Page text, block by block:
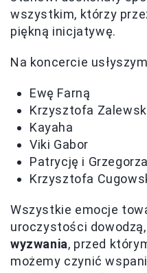
wszystkim, którzy
piękną inicjatywę.
Na koncercie
Ewę Farną
Krzysztofa
Kayaha
Viki Gabor
Patrycję i
Krzysztofa
Wszystkie emocje
uroczystości
wyzwania, przed
możemy czynić